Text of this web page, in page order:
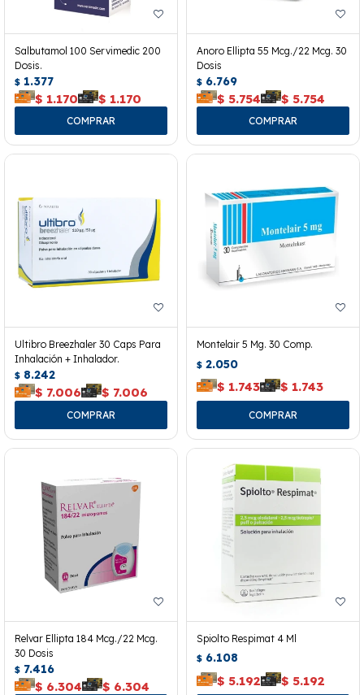
Salbutamol 100 Servimedic 200
Dosis.
$ 1.377
$ 1.170 $ 1.170
Anoro Ellipta 55 Mcg./22 Mcg. 30
Dosis
$ 6.769
$ 5.754 $ 5.754
Ultibro Breezhaler 30 Caps Para
Inhalación + Inhalador.
$ 8.242
$ 7.006 $ 7.006
Montelair 5 Mg. 30 Comp.
$ 2.050
$ 1.743 $ 1.743
Relvar Ellipta 184 Mcg./22 Mcg.
30 Dosis
$ 7.416
$ 6.304 $ 6.304
Spiolto Respimat 4 Ml
$ 6.108
$ 5.192 $ 5.192